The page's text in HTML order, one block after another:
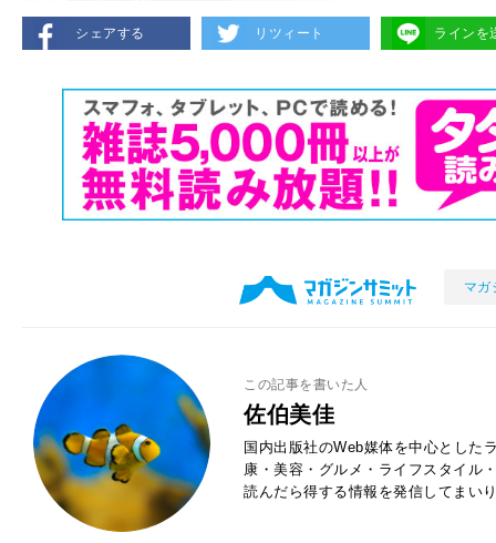
シェアする リツィート ラインを
マガ
この記事を書いた人
佐伯美佳
国内出版社のWeb媒体を中心とした
康・美容・グルメ・ライフスタイル
読んだら得する情報を発信してまい